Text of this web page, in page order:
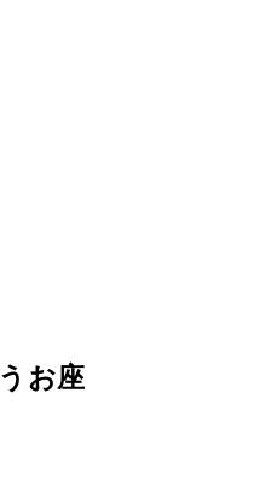
うお座